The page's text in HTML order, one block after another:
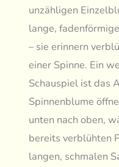
unzähligen
lange,
– sie erinnern
einer Spinne. Ein
Schauspiel ist das
Spinnenblume
unten nach oben,
bereits verblühten
langen, schmalen